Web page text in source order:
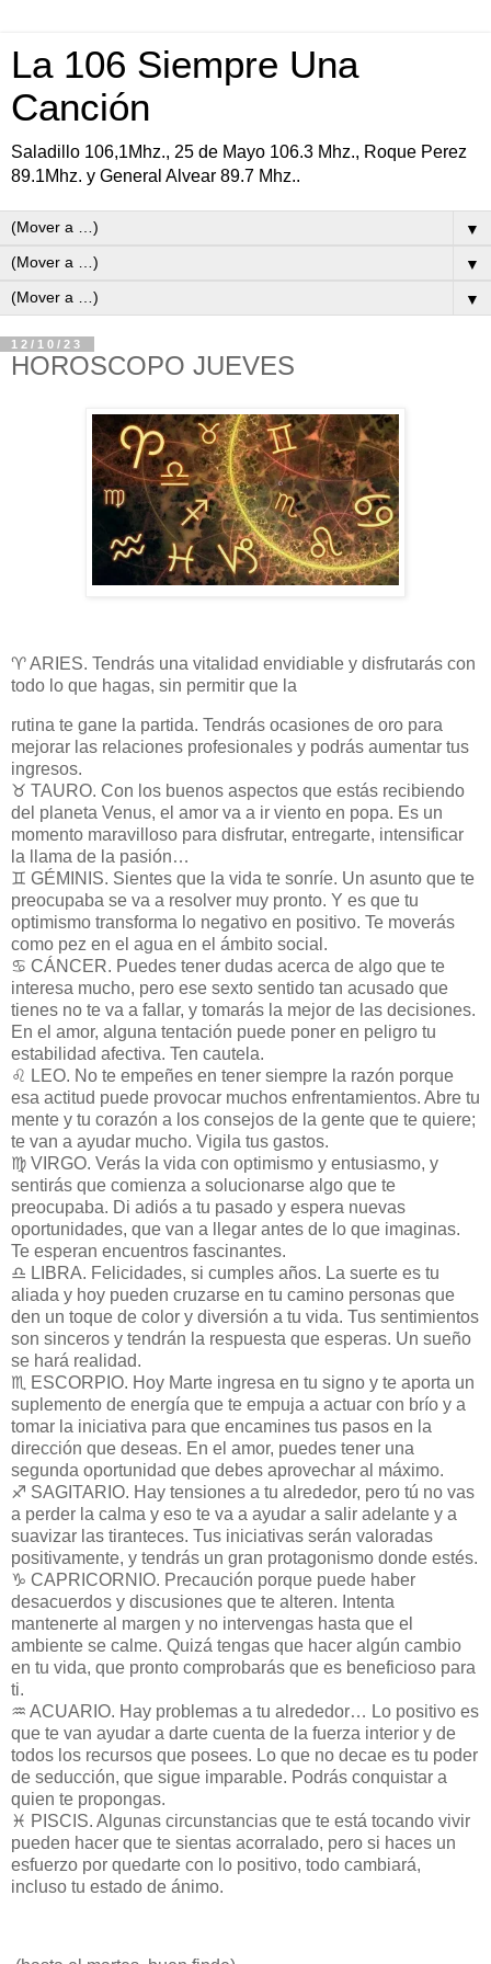
La 106 Siempre Una
Canción
Saladillo 106,1Mhz., 25 de Mayo 106.3 Mhz., Roque Perez
89.1Mhz. y General Alvear 89.7 Mhz..
▼
▼
▼
12/10/23
HOROSCOPO JUEVES
♈ ARIES. Tendrás una vitalidad envidiable y disfrutarás con
todo lo que hagas, sin permitir que la
rutina te gane la partida. Tendrás ocasiones de oro para
mejorar las relaciones profesionales y podrás aumentar tus
ingresos.
♉ TAURO. Con los buenos aspectos que estás recibiendo
del planeta Venus, el amor va a ir viento en popa. Es un
momento maravilloso para disfrutar, entregarte, intensificar
la llama de la pasión…
♊ GÉMINIS. Sientes que la vida te sonríe. Un asunto que te
preocupaba se va a resolver muy pronto. Y es que tu
optimismo transforma lo negativo en positivo. Te moverás
como pez en el agua en el ámbito social.
♋ CÁNCER. Puedes tener dudas acerca de algo que te
interesa mucho, pero ese sexto sentido tan acusado que
tienes no te va a fallar, y tomarás la mejor de las decisiones.
En el amor, alguna tentación puede poner en peligro tu
estabilidad afectiva. Ten cautela.
♌ LEO. No te empeñes en tener siempre la razón porque
esa actitud puede provocar muchos enfrentamientos. Abre tu
mente y tu corazón a los consejos de la gente que te quiere;
te van a ayudar mucho. Vigila tus gastos.
♍ VIRGO. Verás la vida con optimismo y entusiasmo, y
sentirás que comienza a solucionarse algo que te
preocupaba. Di adiós a tu pasado y espera nuevas
oportunidades, que van a llegar antes de lo que imaginas.
Te esperan encuentros fascinantes.
♎ LIBRA. Felicidades, si cumples años. La suerte es tu
aliada y hoy pueden cruzarse en tu camino personas que
den un toque de color y diversión a tu vida. Tus sentimientos
son sinceros y tendrán la respuesta que esperas. Un sueño
se hará realidad.
♏ ESCORPIO. Hoy Marte ingresa en tu signo y te aporta un
suplemento de energía que te empuja a actuar con brío y a
tomar la iniciativa para que encamines tus pasos en la
dirección que deseas. En el amor, puedes tener una
segunda oportunidad que debes aprovechar al máximo.
♐ SAGITARIO. Hay tensiones a tu alrededor, pero tú no vas
a perder la calma y eso te va a ayudar a salir adelante y a
suavizar las tiranteces. Tus iniciativas serán valoradas
positivamente, y tendrás un gran protagonismo donde estés.
♑ CAPRICORNIO. Precaución porque puede haber
desacuerdos y discusiones que te alteren. Intenta
mantenerte al margen y no intervengas hasta que el
ambiente se calme. Quizá tengas que hacer algún cambio
en tu vida, que pronto comprobarás que es beneficioso para
ti.
♒ ACUARIO. Hay problemas a tu alrededor… Lo positivo es
que te van ayudar a darte cuenta de la fuerza interior y de
todos los recursos que posees. Lo que no decae es tu poder
de seducción, que sigue imparable. Podrás conquistar a
quien te propongas.
♓ PISCIS. Algunas circunstancias que te está tocando vivir
pueden hacer que te sientas acorralado, pero si haces un
esfuerzo por quedarte con lo positivo, todo cambiará,
incluso tu estado de ánimo.